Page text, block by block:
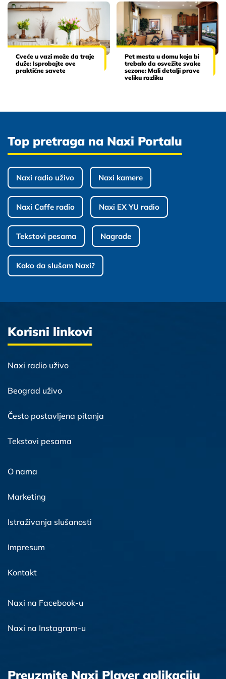
Cveće u vazi može da traje
duže: Isprobajte ove
praktične savete
Pet mesta u domu koja bi
trebalo da osvežite svake
sezone: Mali detalji prave
veliku razliku
Top pretraga na Naxi Portalu
Naxi radio uživo Naxi kamere
Naxi Caffe radio Naxi EX YU radio
Tekstovi pesama Nagrade
Kako da slušam Naxi?
Korisni linkovi
Naxi radio uživo
Beograd uživo
Često postavljena pitanja
Tekstovi pesama
O nama
Marketing
Istraživanja slušanosti
Impresum
Kontakt
Naxi na Facebook-u
Naxi na Instagram-u
Preuzmite Naxi Player aplikaciju